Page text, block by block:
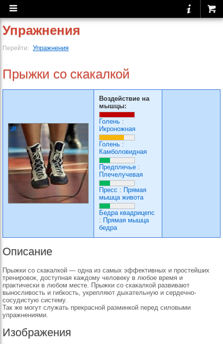
Упражнения
Перейти: Упражнения
Прыжки со скакалкой
Воздействие на
мышцы:
Голень :
Икроножная
Голень :
Камболовидная
Предплечье :
Плечелучевая
Пресс : Прямая
мышца живота
Бедра квадрицепс
: Прямая мышца
бедра
Описание
Прыжки со скакалкой — одна из самых эффективных и простейших
тренировок, доступная каждому человеку в любое время и
практически в любом месте. Прыжки со скакалкой развивают
выносливость и гибкость, укрепляют дыхательную и сердечно-
сосудистую систему.
Так же могут служать прекрасной разминкой перед силовыми
упражнениями.
Изображения